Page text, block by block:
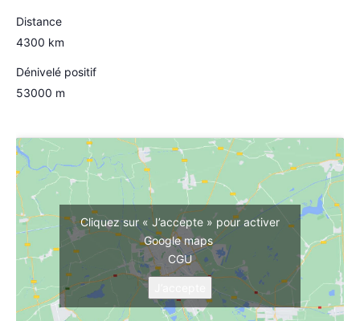
Distance
4300 km
Dénivelé positif
53000 m
Cliquez sur « J’accepte » pour activer
Google maps
CGU